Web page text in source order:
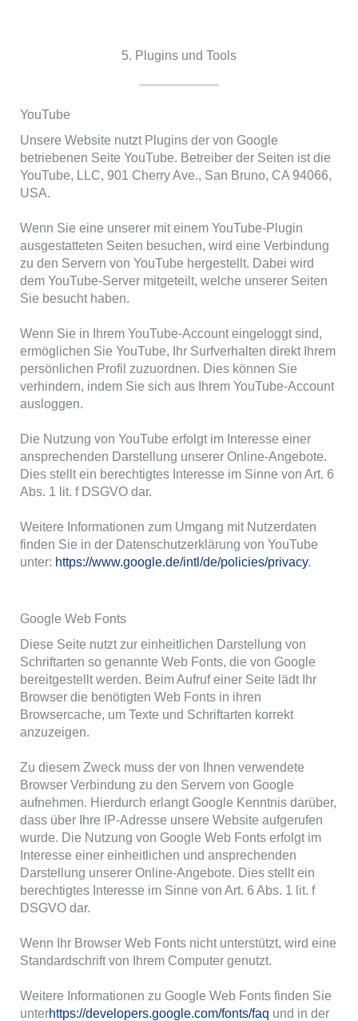
5. Plugins und Tools
YouTube
Unsere Website nutzt Plugins der von Google
betriebenen Seite YouTube. Betreiber der Seiten ist die
YouTube, LLC, 901 Cherry Ave., San Bruno, CA 94066,
USA.
Wenn Sie eine unserer mit einem YouTube-Plugin
ausgestatteten Seiten besuchen, wird eine Verbindung
zu den Servern von YouTube hergestellt. Dabei wird
dem YouTube-Server mitgeteilt, welche unserer Seiten
Sie besucht haben.
Wenn Sie in Ihrem YouTube-Account eingeloggt sind,
ermöglichen Sie YouTube, Ihr Surfverhalten direkt Ihrem
persönlichen Profil zuzuordnen. Dies können Sie
verhindern, indem Sie sich aus Ihrem YouTube-Account
ausloggen.
Die Nutzung von YouTube erfolgt im Interesse einer
ansprechenden Darstellung unserer Online-Angebote.
Dies stellt ein berechtigtes Interesse im Sinne von Art. 6
Abs. 1 lit. f DSGVO dar.
Weitere Informationen zum Umgang mit Nutzerdaten
finden Sie in der Datenschutzerklärung von YouTube
unter: https://www.google.de/intl/de/policies/privacy.
Google Web Fonts
Diese Seite nutzt zur einheitlichen Darstellung von
Schriftarten so genannte Web Fonts, die von Google
bereitgestellt werden. Beim Aufruf einer Seite lädt Ihr
Browser die benötigten Web Fonts in ihren
Browsercache, um Texte und Schriftarten korrekt
anzuzeigen.
Zu diesem Zweck muss der von Ihnen verwendete
Browser Verbindung zu den Servern von Google
aufnehmen. Hierdurch erlangt Google Kenntnis darüber,
dass über Ihre IP-Adresse unsere Website aufgerufen
wurde. Die Nutzung von Google Web Fonts erfolgt im
Interesse einer einheitlichen und ansprechenden
Darstellung unserer Online-Angebote. Dies stellt ein
berechtigtes Interesse im Sinne von Art. 6 Abs. 1 lit. f
DSGVO dar.
Wenn Ihr Browser Web Fonts nicht unterstützt, wird eine
Standardschrift von Ihrem Computer genutzt.
Weitere Informationen zu Google Web Fonts finden Sie
unterhttps://developers.google.com/fonts/faq und in der